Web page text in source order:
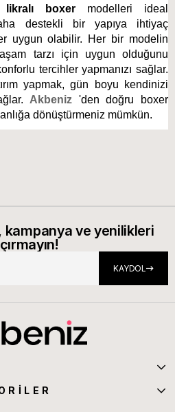
likralı boxer modelleri ideal
destekli bir yapıya ihtiyaç
uygun olabilir. Her bir modelin
tarzı için uygun olduğunu
tercihler yapmanızı sağlar.
yapmak, gün boyu kendinizi
Akbeniz 'den doğru boxer
dönüştürmeniz mümkün.
kampanya ve yenilikleri
KAYDOL